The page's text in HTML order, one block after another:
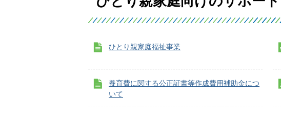
ひとり親家庭福祉事業
養育費に関する公正証書等作成費用補助金につ
いて